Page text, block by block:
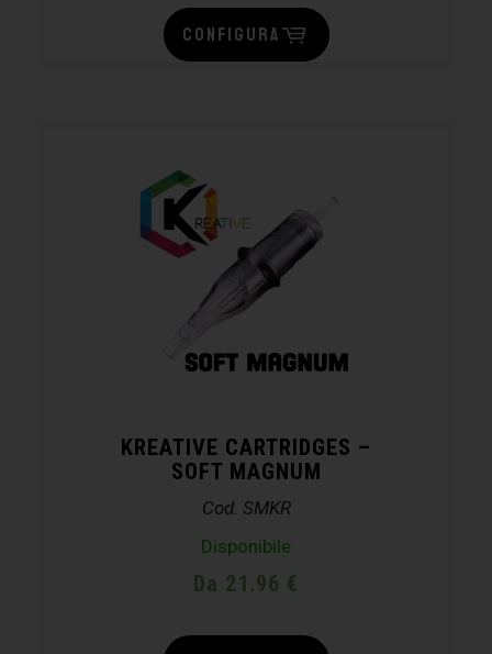
CONFIGURA
KREATIVE CARTRIDGES –
SOFT MAGNUM
Cod. SMKR
Disponibile
Da 21.96 €